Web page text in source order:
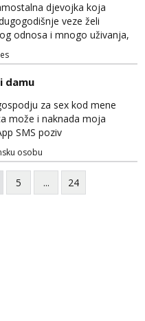
djevojka koja
veze želi
odnosa i mnogo uživanja,
putovanja. Moguća i
ako nam se interesi
senzualnosti i lijepe
se sa opisom što opširnijim
li ću odgovoriti. Isključivo
duži vremenski period.
i galantn...
damu
za sex kod mene
može i naknada moja
SMS poziv
osobu
5 ... 24